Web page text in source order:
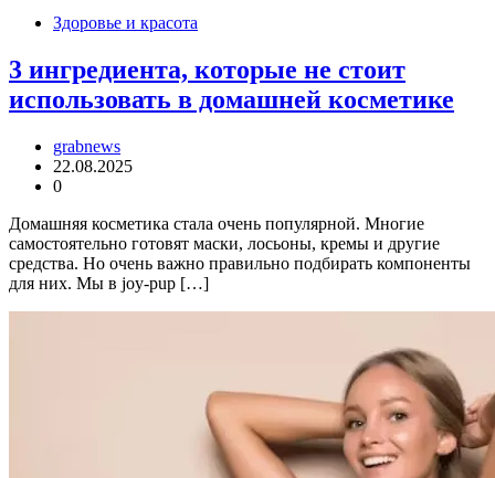
Здоровье и красота
3 ингредиента, которые не стоит
использовать в домашней косметике
grabnews
22.08.2025
0
Домашняя косметика стала очень популярной. Многие
самостоятельно готовят маски, лосьоны, кремы и другие
средства. Но очень важно правильно подбирать компоненты
для них. Мы в joy-pup […]